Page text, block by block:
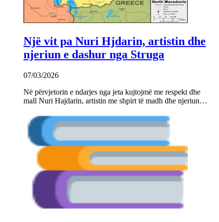
Një vit pa Nuri Hjdarin, artistin dhe
njeriun e dashur nga Struga
07/03/2026
Në përvjetorin e ndarjes nga jeta kujtojmë me respekt dhe
mall Nuri Hajdarin, artistin me shpirt të madh dhe njeriun…